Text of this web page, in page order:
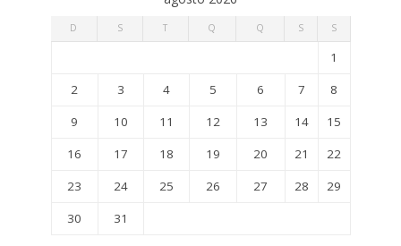
D S T Q Q S S
1
2
3 4 5 6 7
8
9
10 11 12 13 14
15
16
17 18 19 20 21
22
23
24 25 26 27 28
29
30
31